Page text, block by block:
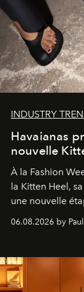
INDUSTRY
Havaianas
nouvelle
À la Fashion
la Kitten Heel,
une nouvelle
06.08.2026 by